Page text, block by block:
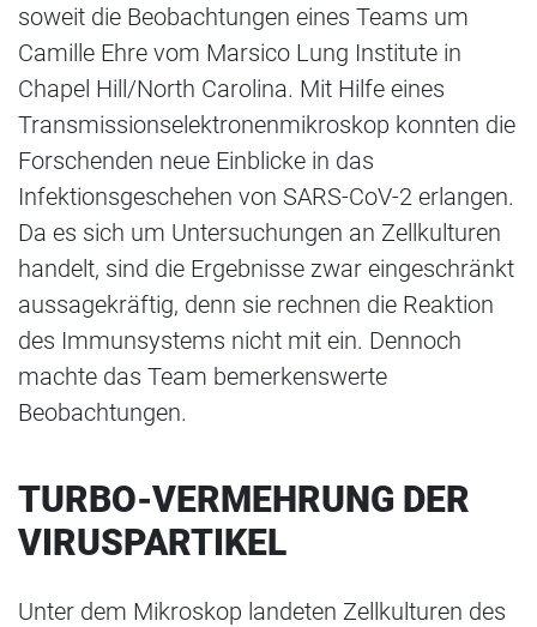
soweit die Beobachtungen eines Teams um
Camille Ehre vom Marsico Lung Institute in
Chapel Hill/North Carolina. Mit Hilfe eines
Transmissionselektronenmikroskop konnten die
Forschenden neue Einblicke in das
Infektionsgeschehen von SARS-CoV-2 erlangen.
Da es sich um Untersuchungen an Zellkulturen
handelt, sind die Ergebnisse zwar eingeschränkt
aussagekräftig, denn sie rechnen die Reaktion
des Immunsystems nicht mit ein. Dennoch
machte das Team bemerkenswerte
Beobachtungen.
TURBO-VERMEHRUNG DER
VIRUSPARTIKEL
Unter dem Mikroskop landeten Zellkulturen des